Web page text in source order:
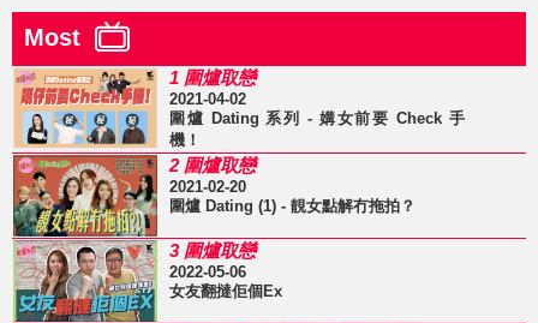
Most
1 圍爐取戀
2021-04-02
圍爐 Dating 系列 - 媾女前要 Check 手
機！
2 圍爐取戀
2021-02-20
圍爐 Dating (1) - 靚女點解冇拖拍？
3 圍爐取戀
2022-05-06
女友翻撻佢個Ex